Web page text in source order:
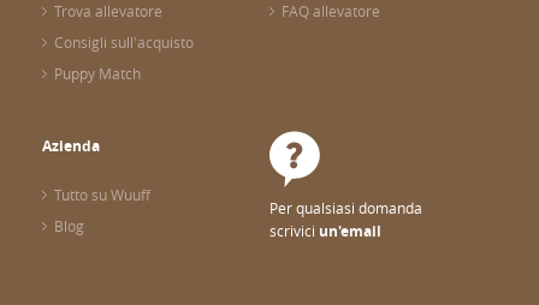
Trova allevatore
Consigli sull'acquisto
Puppy Match
FAQ allevatore
Azienda
Tutto su Wuuff
Blog
Per qualsiasi domanda
scrivici un'email